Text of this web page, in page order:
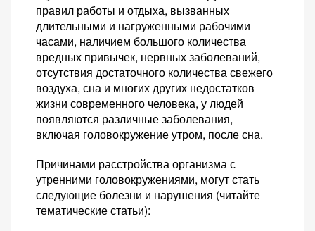
правил работы и отдыха, вызванных
длительными и нагруженными рабочими
часами, наличием большого количества
вредных привычек, нервных заболеваний,
отсутствия достаточного количества свежего
воздуха, сна и многих других недостатков
жизни современного человека, у людей
появляются различные заболевания,
включая головокружение утром, после сна.
Причинами расстройства организма с
утренними головокружениями, могут стать
следующие болезни и нарушения (читайте
тематические статьи):